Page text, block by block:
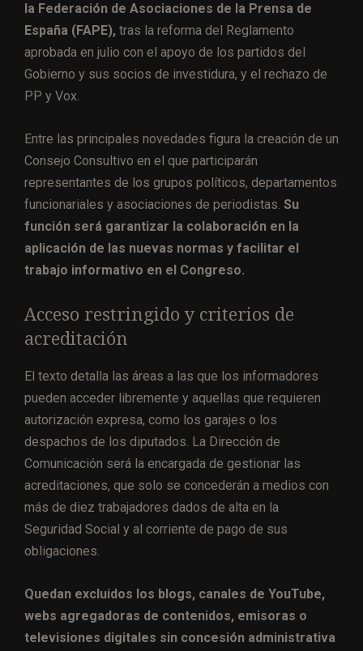
la Federación de Asociaciones de la Prensa de
España (FAPE), tras la reforma del Reglamento
aprobada en julio con el apoyo de los partidos del
Gobierno y sus socios de investidura, y el rechazo de
PP y Vox.
Entre las principales novedades figura la creación de un
Consejo Consultivo en el que participarán
representantes de los grupos políticos, departamentos
funcionariales y asociaciones de periodistas. Su
función será garantizar la colaboración en la
aplicación de las nuevas normas y facilitar el
trabajo informativo en el Congreso.
Acceso restringido y criterios de
acreditación
El texto detalla las áreas a las que los informadores
pueden acceder libremente y aquellas que requieren
autorización expresa, como los garajes o los
despachos de los diputados. La Dirección de
Comunicación será la encargada de gestionar las
acreditaciones, que solo se concederán a medios con
más de diez trabajadores dados de alta en la
Seguridad Social y al corriente de pago de sus
obligaciones.
Quedan excluidos los blogs, canales de YouTube,
webs agregadoras de contenidos, emisoras o
televisiones digitales sin concesión administrativa